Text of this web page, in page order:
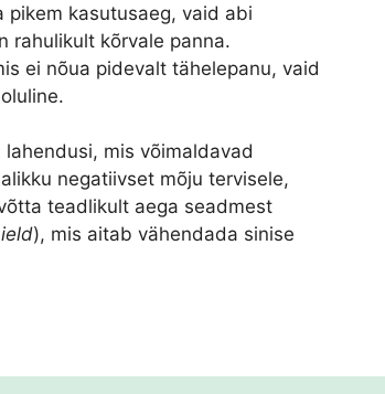
pikem kasutusaeg, vaid abi
rahulikult kõrvale panna.
ei nõua pidevalt tähelepanu, vaid
mis võimaldavad
negatiivset mõju tervisele,
teadlikult aega seadmest
), mis aitab vähendada sinise